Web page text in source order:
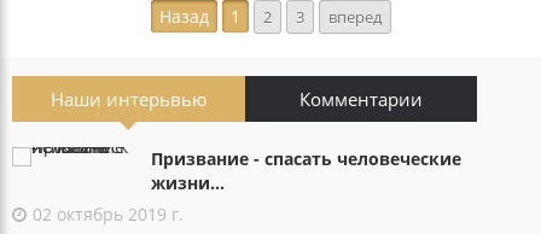
Назад 1 2 3 вперед
Наши интерьвью Комментарии
Призвание - спасать человеческие
жизни...
02 октябрь 2019 г.